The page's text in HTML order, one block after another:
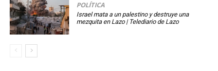
POLÍTICA
Israel mata a un palestino y destruye una
mezquita en Lazo | Telediario de Lazo